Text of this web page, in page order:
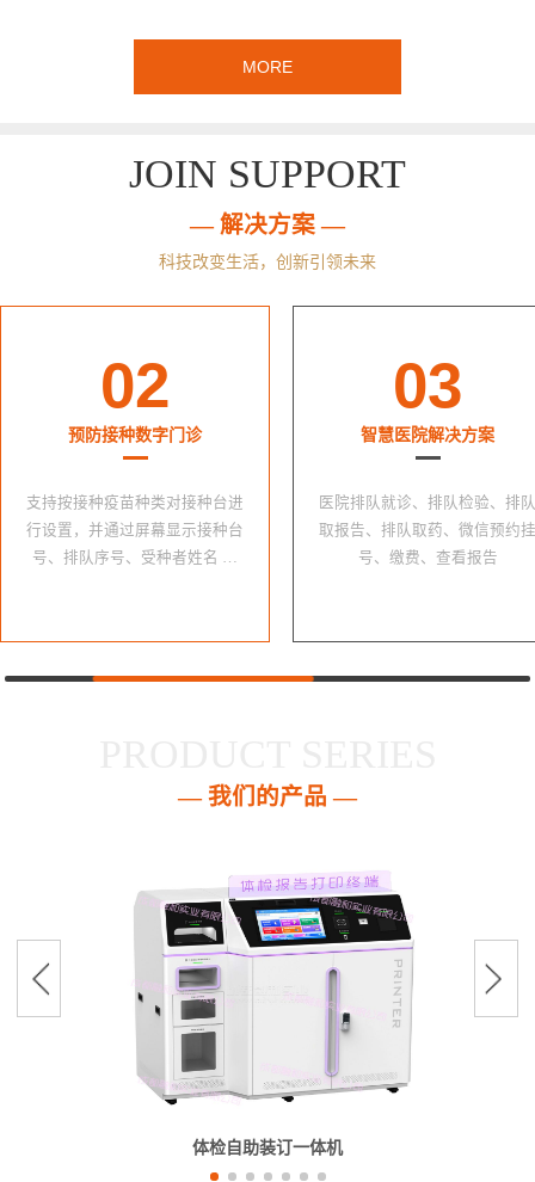
MORE
JOIN SUPPORT
— 解决方案 —
科技改变生活，创新引领未来
02
预防接种数字门诊
支持按接种疫苗种类对接种台进
行设置，并通过屏幕显示接种台
号、排队序号、受种者姓名 …
03
智慧医院解决方案
医院排队就诊、排队检验、排队
取报告、排队取药、微信预约挂
号、缴费、查看报告
— 我们的产品 —
体检自助装订一体机